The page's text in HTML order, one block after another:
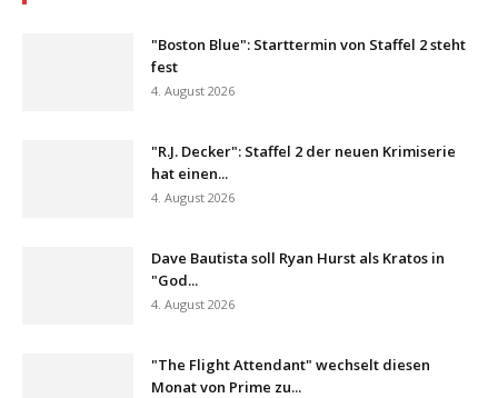
"Boston Blue": Starttermin von Staffel 2 steht
fest
4. August 2026
"R.J. Decker": Staffel 2 der neuen Krimiserie
hat einen...
4. August 2026
Dave Bautista soll Ryan Hurst als Kratos in
"God...
4. August 2026
"The Flight Attendant" wechselt diesen
Monat von Prime zu...